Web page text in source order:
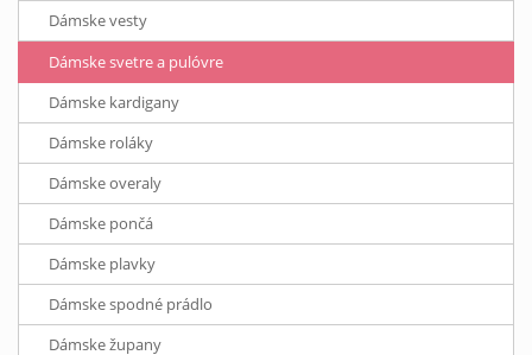
Dámske vesty
Dámske svetre a pulóvre
Dámske kardigany
Dámske roláky
Dámske overaly
Dámske pončá
Dámske plavky
Dámske spodné prádlo
Dámske župany